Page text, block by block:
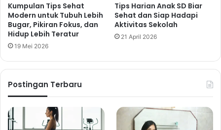
Kumpulan Tips Sehat
Modern untuk Tubuh Lebih
Bugar, Pikiran Fokus, dan
Hidup Lebih Teratur
19 Mei 2026
Tips Harian Anak SD Biar
Sehat dan Siap Hadapi
Aktivitas Sekolah
21 April 2026
Postingan Terbaru